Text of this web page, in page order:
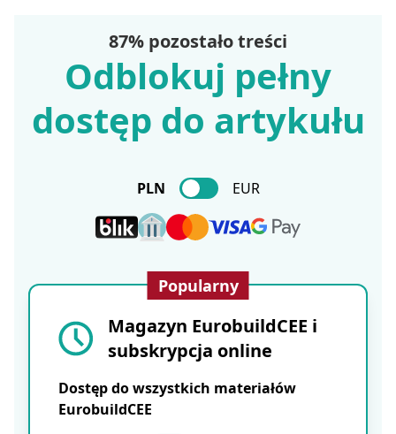
87% pozostało treści
Odblokuj pełny
dostęp do artykułu
PLN EUR
Popularny
Magazyn EurobuildCEE i
subskrypcja online
Dostęp do wszystkich materiałów
EurobuildCEE